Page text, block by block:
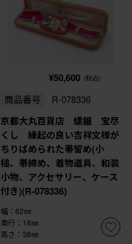
¥50,600 (税込)
商品番号 R-078336
京都大丸百貨店 螺鈿 宝尽
くし 縁起の良い吉祥文様が
ちりばめられた帯留め(小
槌、帯締め、着物道具、和装
小物、アクセサリー、ケース
付き)(R-078336)
幅：62㎜
奥行：18㎜
高さ：38㎜